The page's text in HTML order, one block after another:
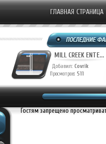
ГЛАВНАЯ СТРАНИЦА
MILL CREEK ENTE...
Добавил: Covrik
Просмотров: 511
Гостям запрещено